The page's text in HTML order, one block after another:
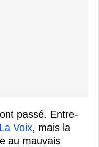
passé. Entre-
La Voix, mais la
au mauvais